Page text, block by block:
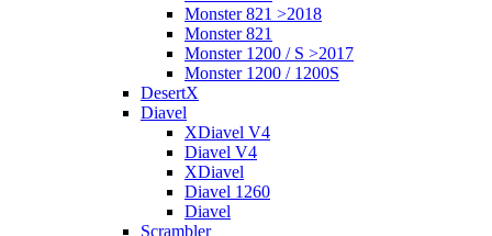
Monster 821 >2018
Monster 821
Monster 1200 / S >2017
Monster 1200 / 1200S
DesertX
Diavel
XDiavel V4
Diavel V4
XDiavel
Diavel 1260
Diavel
Scrambler